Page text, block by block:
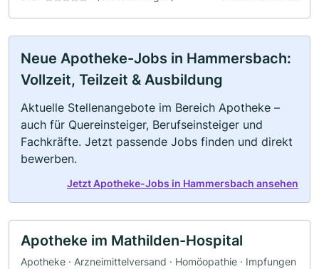
Neue Apotheke-Jobs in Hammersbach:
Vollzeit, Teilzeit & Ausbildung
Aktuelle Stellenangebote im Bereich Apotheke –
auch für Quereinsteiger, Berufseinsteiger und
Fachkräfte. Jetzt passende Jobs finden und direkt
bewerben.
Jetzt Apotheke-Jobs in Hammersbach ansehen
Apotheke im Mathilden-Hospital
Apotheke · Arzneimittelversand · Homöopathie · Impfungen